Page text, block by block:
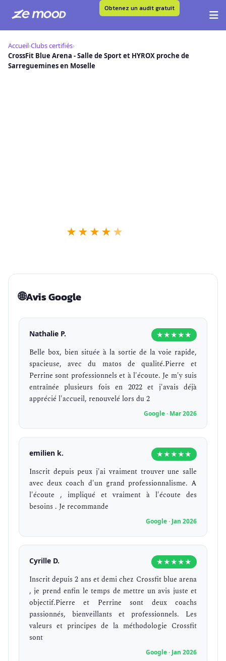
contenu
Obtenez un audit gratuit
Accueil›Clubs certifiés›
CrossFit Blue Arena - Salle de Sport et HYROX proche de
Sarreguemines en Moselle
★ ★ ★ ★ ★
🌐Avis Google
Nathalie P. ★★★★★
Belle box, bien située à la sortie de la voie rapide,
spacieuse, avec du matos de qualité.Pierre et
Perrine sont professionnels et à l'écoute. Je m'y suis
entraînée plusieurs fois en 2022 et j'avais déjà
apprécié l'accueil, renouvelé lors du 2
Google · Mar 2026
emilien k. ★★★★★
Inscrit depuis peux j'ai vraiment trouver une salle
avec deux coach d'un grand professionnalisme. A
l'écoute , impliqué et vraiment à l'écoute des
besoins . Je recommande
Google · Jan 2026
Cyrille D. ★★★★★
Inscrit depuis 2 ans et demi chez Crossfit blue arena
, je prend enfin le temps de mettre un avis juste et
objectif.Pierre et Perrine sont deux coachs
passionnés, bienveillants et professionnels. Les
valeurs et principes de la méthodologie Crossfit
sont
Google · Jan 2026